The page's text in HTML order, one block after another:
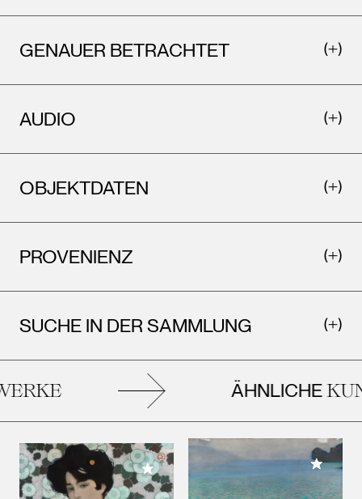
GENAUER BETRACHTET
AUDIO
OBJEKTDATEN
PROVENIENZ
SUCHE IN DER SAMMLUNG
ÄHNLICHE
Meiner Sammlung hinzufügen Meiner